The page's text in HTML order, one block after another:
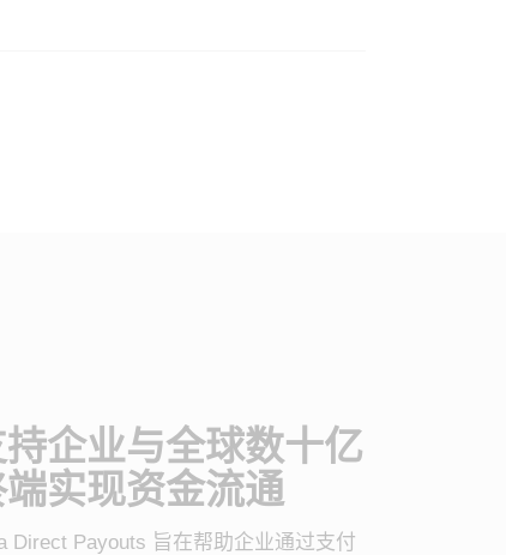
持企业与全球数十亿
实现资金流通
Direct Payouts 旨在帮助企业通过支付